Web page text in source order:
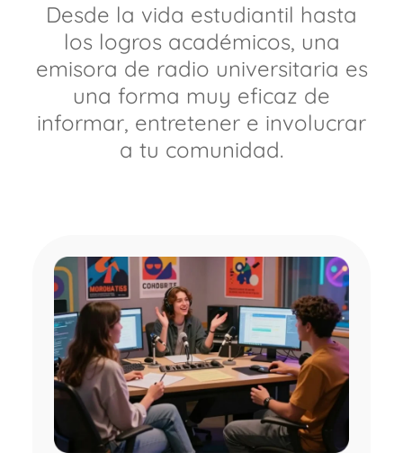
Desde la vida estudiantil hasta
los logros académicos, una
emisora de radio universitaria es
una forma muy eficaz de
informar, entretener e involucrar
a tu comunidad.